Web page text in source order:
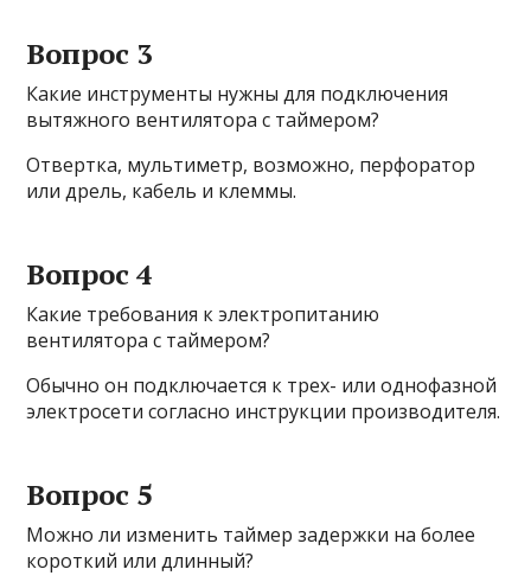
Вопрос 3
Какие инструменты нужны для подключения
вытяжного вентилятора с таймером?
Отвертка, мультиметр, возможно, перфоратор
или дрель, кабель и клеммы.
Вопрос 4
Какие требования к электропитанию
вентилятора с таймером?
Обычно он подключается к трех- или однофазной
электросети согласно инструкции производителя.
Вопрос 5
Можно ли изменить таймер задержки на более
короткий или длинный?